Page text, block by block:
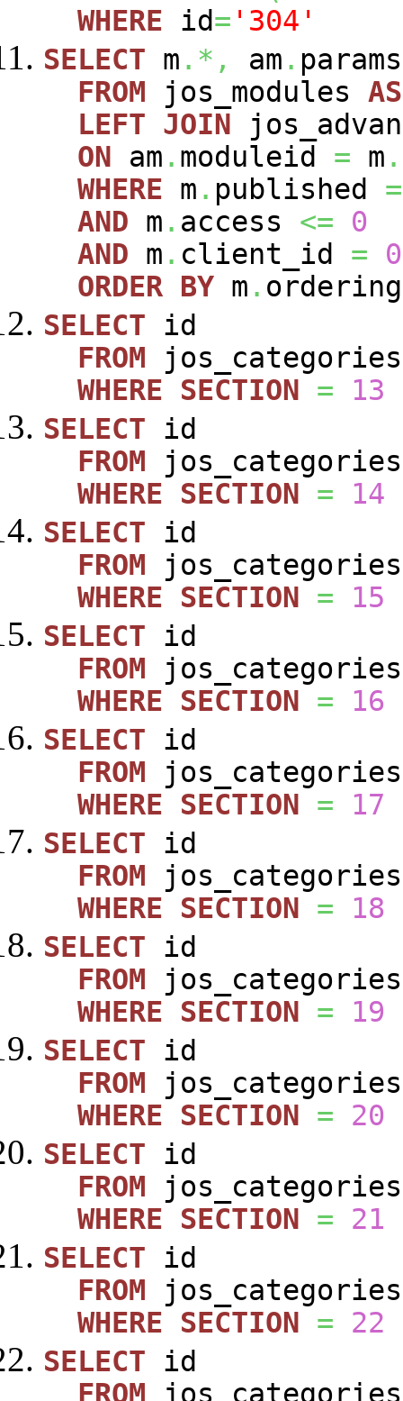
WHERE id= '304'
SELECT m .*, am .
FROM jos_modules AS
LEFT JOIN
ON am . moduleid = m .
WHERE m . published =
AND m . access <=
0
AND m . client_id =
0
ORDER BY m . ordering
SELECT id
FROM jos_categories
WHERE
SECTION =
13
SELECT id
FROM jos_categories
WHERE
SECTION =
14
SELECT id
FROM jos_categories
WHERE
SECTION =
15
SELECT id
FROM jos_categories
WHERE
SECTION =
16
SELECT id
FROM jos_categories
WHERE
SECTION =
17
SELECT id
FROM jos_categories
WHERE
SECTION =
18
SELECT id
FROM jos_categories
WHERE
SECTION =
19
SELECT id
FROM jos_categories
WHERE
SECTION =
20
SELECT id
FROM jos_categories
WHERE
SECTION =
21
SELECT id
FROM jos_categories
WHERE
SECTION =
22
SELECT id
FROM jos_categories